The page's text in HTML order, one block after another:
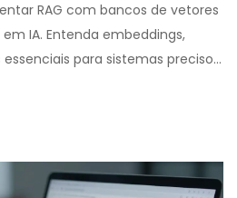
RAG com bancos de vetores
IA. Entenda embeddings,
para sistemas precisos